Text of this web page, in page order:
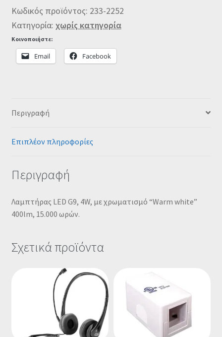
Κωδικός προϊόντος: 233-2252
Κατηγορία: χωρίς κατηγορία
Κοινοποιήστε:
Email Facebook
Περιγραφή
Επιπλέον πληροφορίες
Περιγραφή
Λαμπτήρας LED G9, 4W, με χρωματισμό “Warm white”
400lm, 15.000 ωρών.
Σχετικά προϊόντα